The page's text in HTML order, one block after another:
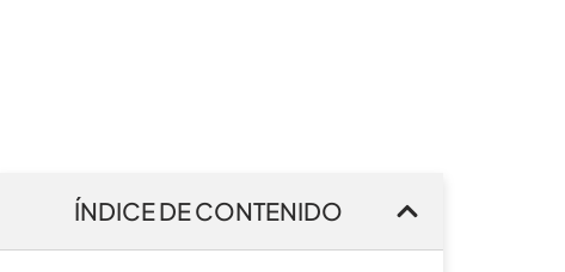
ÍNDICE DE CONTENIDO